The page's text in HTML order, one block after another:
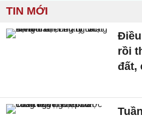
TIN MỚI
rồi
đất,